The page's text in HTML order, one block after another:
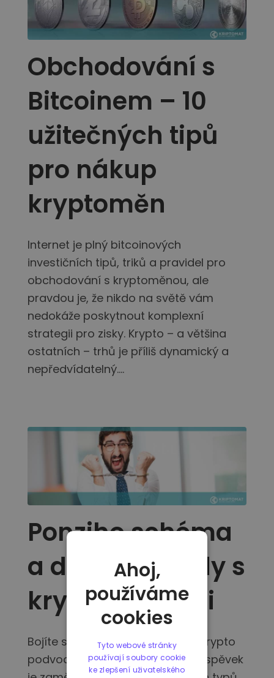
Obchodování s
Bitcoinem – 10
užitečných tipů
pro nákup
kryptoměn
Internet je plný bitcoinových
investičních tipů, triků a pravidel pro
obchodování s kryptoměnou, ale
pravdou je, že nikdo na světě vám
nedokáže poskytnout komplexní
strategii pro zisky. Krypto – a většina
ostatních – trhů je příliš dynamický a
nepředvídatelný....
Ponziho schéma
a další podvody s
kryptoměnami
Bojíte se, že jste se stali oběťmi krypto
podvodu? Tento informativní příspěvek
Ahoj,
používáme
cookies
Tyto webové stránky
používají soubory cookie
ke zlepšení uživatelského